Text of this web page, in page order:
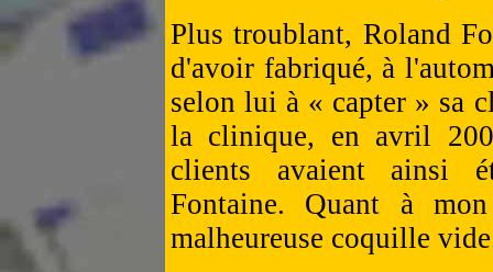
Plus troublant, Roland
d'avoir fabriqué, à
selon lui à « capter » sa
la clinique, en avril
clients avaient ainsi
Fontaine. Quant à
malheureuse coquille